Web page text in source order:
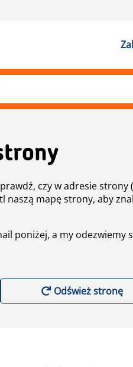
czy w adresie strony
naszą mapę strony, aby
poniżej, a my odezwiemy
Odśwież stronę